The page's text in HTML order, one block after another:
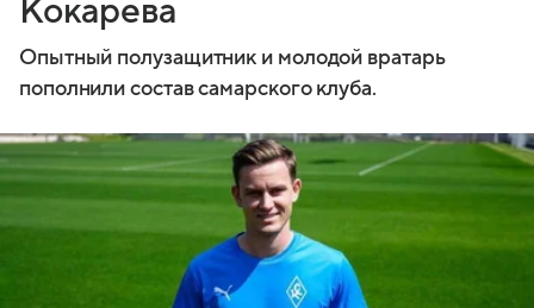
Кокарева
Опытный полузащитник и молодой вратарь
пополнили состав самарского клуба.